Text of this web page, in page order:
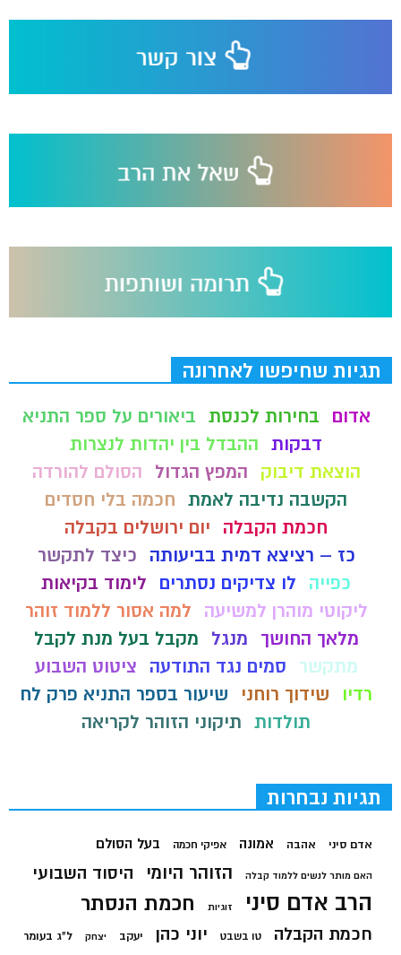
תגיות שחיפשו לאחרונה
אדום בחירות לכנסת ביאורים על ספר התניא
דבקות ההבדל בין יהדות לנצרות
הוצאת דיבוק
המפץ הגדול
הסולם להורדה
הקשבה נדיבה לאמת חכמה בלי חסדים
חכמת הקבלה
יום ירושלים בקבלה
כז – רציצא דמית בביעותה
כיצד לתקשר
כפייה
לו צדיקים נסתרים
לימוד בקיאות
ליקוטי מוהרן למשיעה
למה אסור ללמוד זוהר
מלאך החושך
מנגל
מקבל בעל מנת לקבל
מתקשר
סמים נגד התודעה
ציטוט השבוע
רדיו
שידוך רוחני
שיעור בספר התניא פרק לח
תולדות תיקוני הזוהר לקריאה
תגיות נבחרות
אדם סיני אהבה אמונה אפיקי חכמה בעל הסולם
האם מותר לנשים ללמוד קבלה הזוהר היומי היסוד השבועי
הרב אדם סיני זוגיות חכמת הנסתר
חכמת הקבלה טו בשבט יוני כהן יעקב יצחק ל"ג בעומר